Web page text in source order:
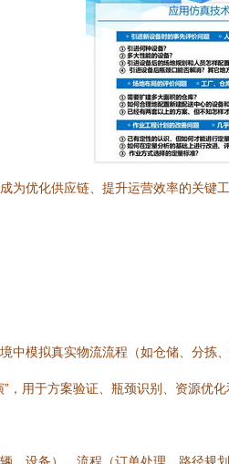
为优化供应链、提升运营效率的关
中模拟真实物流流程（如仓储、分拣
，用于方案验证、瓶颈识别、资源优